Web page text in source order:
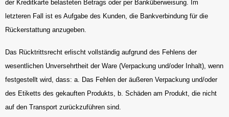
der Kreditkarte belasteten Betrags oder per Banküberweisung. Im
letzteren Fall ist es Aufgabe des Kunden, die Bankverbindung für die
Rückerstattung anzugeben.
Das Rücktrittsrecht erlischt vollständig aufgrund des Fehlens der
wesentlichen Unversehrtheit der Ware (Verpackung und/oder Inhalt), wenn
festgestellt wird, dass: a. Das Fehlen der äußeren Verpackung und/oder
des Etiketts des gekauften Produkts, b. Schäden am Produkt, die nicht
auf den Transport zurückzuführen sind.